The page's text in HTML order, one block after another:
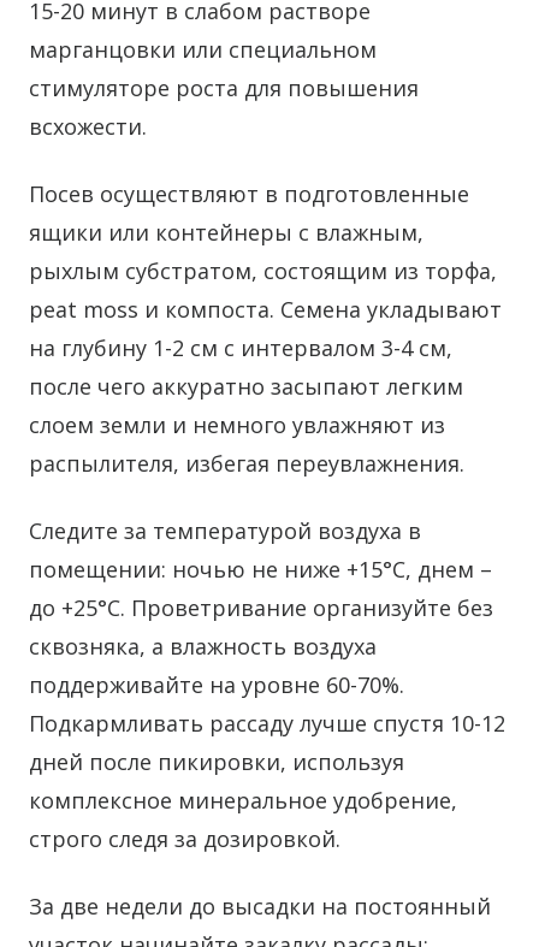
15-20 минут в слабом растворе
марганцовки или специальном
стимуляторе роста для повышения
всхожести.
Посев осуществляют в подготовленные
ящики или контейнеры с влажным,
рыхлым субстратом, состоящим из торфа,
peat moss и компоста. Семена укладывают
на глубину 1-2 см с интервалом 3-4 см,
после чего аккуратно засыпают легким
слоем земли и немного увлажняют из
распылителя, избегая переувлажнения.
Следите за температурой воздуха в
помещении: ночью не ниже +15°C, днем –
до +25°C. Проветривание организуйте без
сквозняка, а влажность воздуха
поддерживайте на уровне 60-70%.
Подкармливать рассаду лучше спустя 10-12
дней после пикировки, используя
комплексное минеральное удобрение,
строго следя за дозировкой.
За две недели до высадки на постоянный